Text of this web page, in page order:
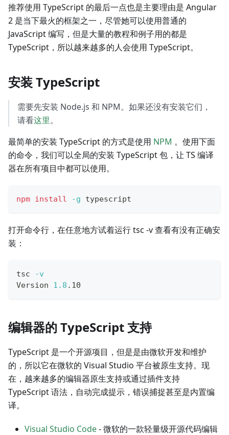
推荐使用 TypeScript 的最后一点也是主要理由是 Angular
2 是当下最火的框架之一，尽管她可以使用普通的
JavaScript 编写，但是大量的教程和例子用的都是
TypeScript，所以越来越多的人会使用 TypeScript。
安装 TypeScript
需要先安装 Node.js 和 NPM。如果还没有安装它们，
请看这里。
最简单的安装 TypeScript 的方式是使用 NPM 。使用下面
的命令，我们可以全局的安装 TypeScript 包，让 TS 编译
器在所有项目中都可以使用。
npm install -g typescript
打开命令行，在任意地方试着运行 tsc -v 查看有没有正确安
装：
tsc
-v
Version 1.8 .10
编辑器的 TypeScript 支持
TypeScript 是一个开源项目，但是是由微软开发和维护
的，所以它在微软的 Visual Studio 平台被原生支持。现
在，越来越多的编辑器原生支持或通过插件支持
TypeScript 语法，自动完成提示，错误捕捉甚至是内置编
译。
Visual Studio Code- 微软的一款轻量级开源代码编辑